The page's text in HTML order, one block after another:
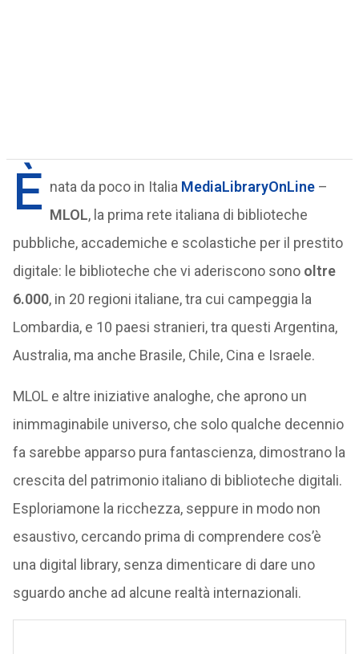
È nata da poco in Italia MediaLibraryOnLine–
MLOL, la prima rete italiana di biblioteche
pubbliche, accademiche e scolastiche per il prestito
digitale: le biblioteche che vi aderiscono sono oltre
6.000, in 20 regioni italiane, tra cui campeggia la
Lombardia, e 10 paesi stranieri, tra questi Argentina,
Australia, ma anche Brasile, Chile, Cina e Israele.
MLOL e altre iniziative analoghe, che aprono un
inimmaginabile universo, che solo qualche decennio
fa sarebbe apparso pura fantascienza, dimostrano la
crescita del patrimonio italiano di biblioteche digitali.
Esploriamone la ricchezza, seppure in modo non
esaustivo, cercando prima di comprendere cos’è
una digital library, senza dimenticare di dare uno
sguardo anche ad alcune realtà internazionali.